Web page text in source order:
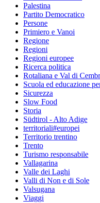
Palestina
Partito Democratico
Persone
Primiero e Vanoi
Regione
Regioni
Regioni europee
Ricerca politica
Rotaliana e Val di
Scuola ed educazione
Sicurezza
Slow Food
Storia
Südtirol - Alto Adige
territoriali#europei
Territorio trentino
Trento
Turismo responsabile
Vallagarina
Valle dei Laghi
Valli di Non e di Sole
Valsugana
Viaggi